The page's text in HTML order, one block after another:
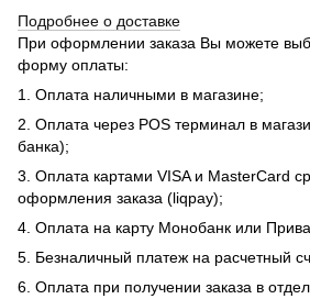
Подробнее о доставке
При оформлении заказа Вы можете
форму оплаты:
1. Оплата наличными в магазине;
2. Оплата через POS терминал в
банка);
3. Оплата картами VISA и MasterCard
оформления заказа (liqpay);
4. Оплата на карту Монобанк или
5. Безналичный платеж на расчетный
6. Оплата при получении заказа в